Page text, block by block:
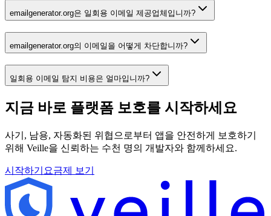
emailgenerator.org은 일회용 이메일 제공업체입니까?
emailgenerator.org의 이메일을 어떻게 차단합니까?
일회용 이메일 탐지 비용은 얼마입니까?
지금 바로 플랫폼 보호를 시작하세요
사기, 남용, 자동화된 위협으로부터 앱을 안전하게 보호하기
위해 Veille을 신뢰하는 수천 명의 개발자와 함께하세요.
시작하기 요금제 보기